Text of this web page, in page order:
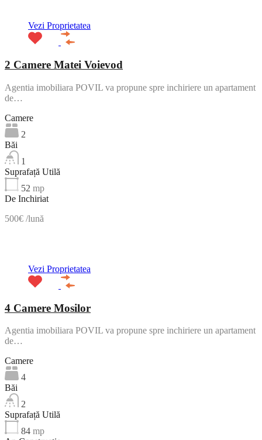
Vezi Proprietatea
2 Camere Matei Voievod
Agentia imobiliara POVIL va propune spre inchiriere un apartament
de…
Camere
2
Băi
1
Suprafață Utilă
52 mp
De Inchiriat
500€ /lună
Vezi Proprietatea
4 Camere Mosilor
Agentia imobiliara POVIL va propune spre inchiriere un apartament
de…
Camere
4
Băi
2
Suprafață Utilă
84 mp